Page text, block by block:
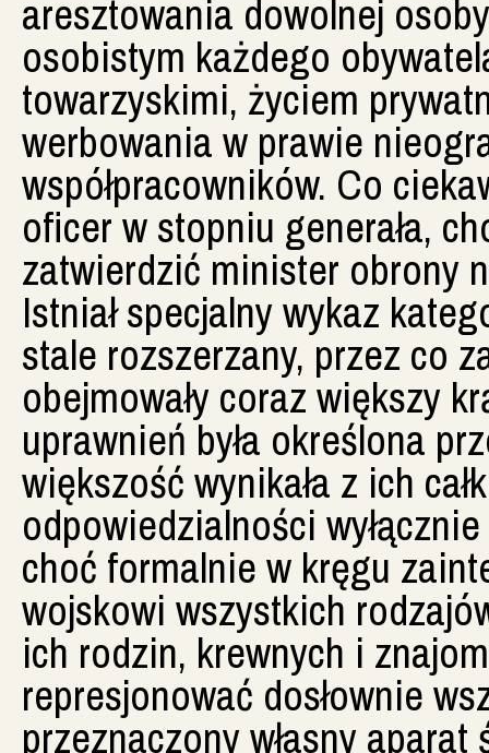
aresztowania dowolnej
osobistym każdego
towarzyskimi, życiem
werbowania w prawie
współpracowników. Co
oficer w stopniu generała,
zatwierdzić minister obrony
Istniał specjalny wykaz
stale rozszerzany, przez co
obejmowały coraz większy
uprawnień była określona
większość wynikała z ich
odpowiedzialności
choć formalnie w kręgu
wojskowi wszystkich
ich rodzin, krewnych i
represjonować dosłownie
przeznaczony własny